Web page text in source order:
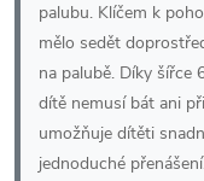
palubu. Klíčem k
mělo sedět
na palubě. Díky šířce
dítě nemusí bát ani
umožňuje dítěti
jednoduché